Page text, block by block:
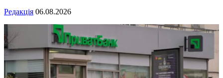
Редакція 06.08.2026